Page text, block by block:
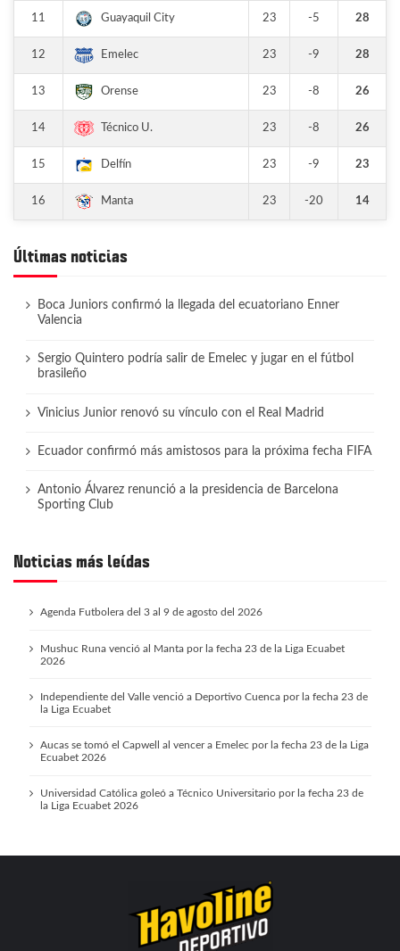
11 Guayaquil City 23 -5 28
12 Emelec 23 -9 28
13 Orense 23 -8 26
14 Técnico U. 23 -8 26
15 Delfín 23 -9 23
16 Manta 23 -20 14
Últimas noticias
Boca Juniors confirmó la llegada del ecuatoriano Enner
Valencia
Sergio Quintero podría salir de Emelec y jugar en el fútbol
brasileño
Vinicius Junior renovó su vínculo con el Real Madrid
Ecuador confirmó más amistosos para la próxima fecha FIFA
Antonio Álvarez renunció a la presidencia de Barcelona
Sporting Club
Noticias más leídas
Agenda Futbolera del 3 al 9 de agosto del 2026
Mushuc Runa venció al Manta por la fecha 23 de la Liga Ecuabet
2026
Independiente del Valle venció a Deportivo Cuenca por la fecha 23 de
la Liga Ecuabet
Aucas se tomó el Capwell al vencer a Emelec por la fecha 23 de la Liga
Ecuabet 2026
Universidad Católica goleó a Técnico Universitario por la fecha 23 de
la Liga Ecuabet 2026